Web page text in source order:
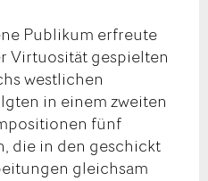
Publikum erfreute
Virtuosität gespielten
westlichen
in einem zweiten
fünf
die in den geschickt
gleichsam